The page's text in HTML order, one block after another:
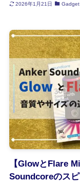
2026年1月21日 Gadget
【GlowとFlare
Soundcoreのス